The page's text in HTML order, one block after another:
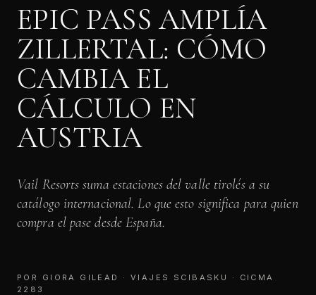
EPIC PASS AMPLÍA
ZILLERTAL: CÓMO
CAMBIA EL
CÁLCULO EN
AUSTRIA
Vail Resorts suma estaciones del valle tirolés a su
catálogo internacional. Lo que esto significa para quien
compra el pase desde España.
POR GIORA GILEAD · VIAJES SCIBASKU · CICMA
2283